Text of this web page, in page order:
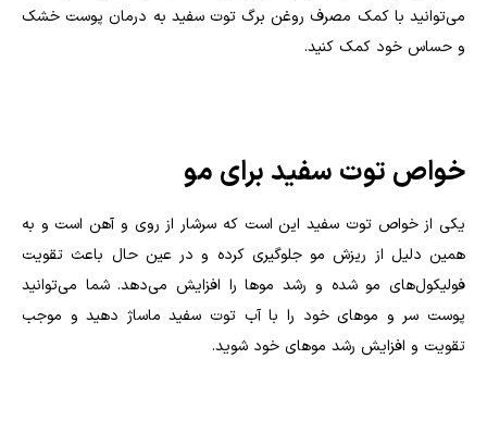
می‌توانید با کمک مصرف روغن برگ توت سفید به درمان پوست خشک
و حساس خود کمک کنید.
خواص توت سفید برای مو
یکی از خواص توت سفید این است که سرشار از روی و آهن است و به
همین دلیل از ریزش مو جلوگیری کرده و در عین حال باعث تقویت
فولیکول‌های مو شده و رشد مو‌ها را افزایش می‌دهد. شما می‌توانید
پوست سر و مو‌های خود را با آب توت سفید ماساژ دهید و موجب
تقویت و افزایش رشد موهای خود شوید.